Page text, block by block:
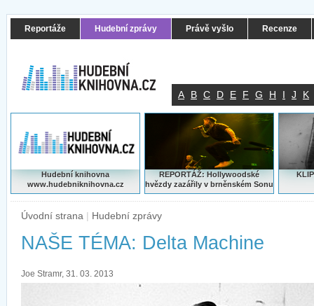
Reportáže Hudební zprávy Právě vyšlo Recenze
A B C D E F G H I J K
Hudební knihovna
www.hudebniknihovna.cz
REPORTÁŽ: Hollywoodské
hvězdy zazářily v brněnském Sonu
Úvodní strana | Hudební zprávy
NAŠE TÉMA: Delta Machine
Joe Stramr, 31. 03. 2013